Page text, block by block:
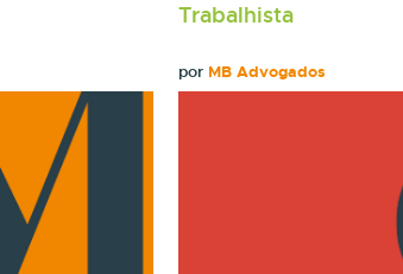
Trabalhista
por MB Advogados